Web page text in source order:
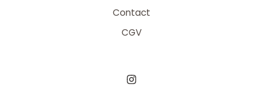
Contact
CGV